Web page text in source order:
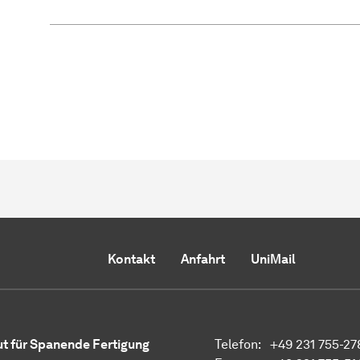
Kontakt Anfahrt UniMail
für Spanende Fertigung
Telefon: +49 231 755-